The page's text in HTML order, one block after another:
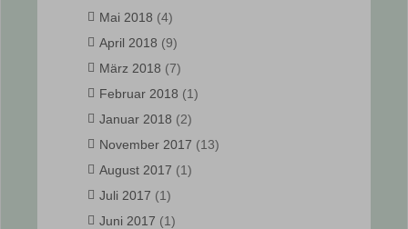
Mai 2018 (4)
April 2018 (9)
März 2018 (7)
Februar 2018 (1)
Januar 2018 (2)
November 2017 (13)
August 2017 (1)
Juli 2017 (1)
Juni 2017 (1)